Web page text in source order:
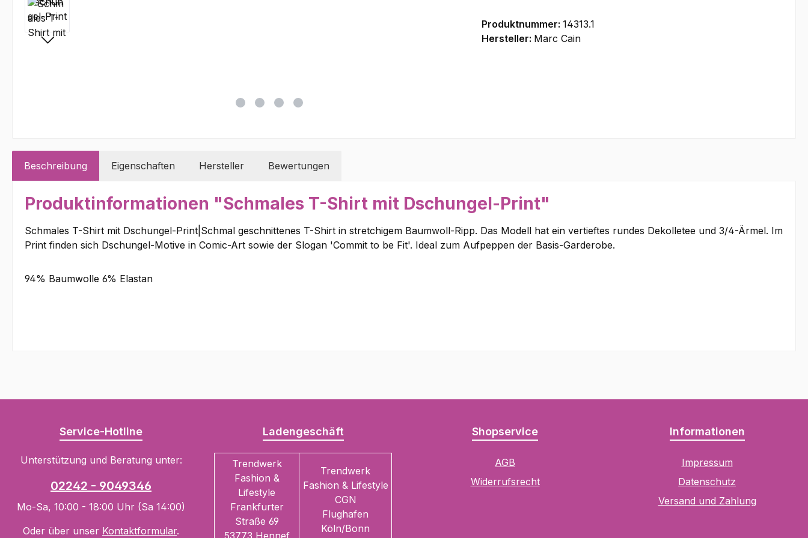
Produktnummer: 14313.1
Hersteller: Marc Cain
Beschreibung Eigenschaften Hersteller Bewertungen
Produktinformationen "Schmales T-Shirt mit Dschungel-Print"
Schmales T-Shirt mit Dschungel-Print|Schmal geschnittenes T-Shirt in stretchigem Baumwoll-Ripp. Das Modell hat ein vertieftes rundes Dekolletee und 3/4-Ärmel. Im
Print finden sich Dschungel-Motive in Comic-Art sowie der Slogan 'Commit to be Fit'. Ideal zum Aufpeppen der Basis-Garderobe.
94% Baumwolle 6% Elastan
Service-Hotline
Unterstützung und Beratung unter:
02242 - 9049346
Mo-Sa, 10:00 - 18:00 Uhr (Sa 14:00)
Oder über unser Kontaktformular.
Ladengeschäft
Trendwerk
Fashion &
Lifestyle
Frankfurter
Straße 69
53773 Hennef
Trendwerk
Fashion & Lifestyle
CGN
Flughafen
Köln/Bonn
Shopservice
AGB
Widerrufsrecht
Informationen
Impressum
Datenschutz
Versand und Zahlung